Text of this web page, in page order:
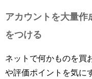
アカウントを大量作
をつける
ネットで何かものを買
や評価ポイントを気に